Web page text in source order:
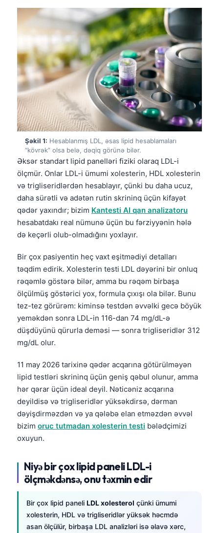
Şəkil 1: Hesablanmış LDL, əsas lipid hesablamaları
“kövrək” olsa belə, dəqiq görünə bilər.
Əksər standart lipid panelləri fiziki olaraq LDL-i
ölçmür. Onlar LDL-i ümumi xolesterin, HDL xolesterin
və trigliseridlərdən hesablayır, çünki bu daha ucuz,
daha sürətli və adətən rutin skrininq üçün kifayət
qədər yaxındır; bizim Kantesti AI qan analizatoru
hesabatdakı real nümunə üçün bu fərziyyənin hələ
də keçərli olub-olmadığını yoxlayır.
Bir çox pasiyentin heç vaxt eşitmədiyi detalları
təqdim edirik. Xolesterin testi LDL dəyərini bir onluq
rəqəmlə göstərə bilər, amma bu rəqəm birbaşa
ölçülmüş göstərici yox, formula çıxışı ola bilər. Bunu
tez-tez görürəm: kiminsə testdən əvvəlki gecə böyük
yeməkdən sonra LDL-in 116-dan 74 mg/dL-ə
düşdüyünü qürurla deməsi — sonra trigliseridlər 312
mg/dL olur.
11 may 2026 tarixinə qədər acqarına götürülməyən
lipid testləri skrininq üçün geniş qəbul olunur, amma
hər qərar üçün ideal deyil. Nəticəniz acqarına
deyildisə və trigliseridlər yüksəkdirsə, dərman
dəyişdirməzdən və ya qələbə elan etməzdən əvvəl
bizim oruc tutmadan xolesterin testi bələdçimizi
oxuyun.
Niyə bir çox lipid paneli LDL-i
ölçməkdənsə, onu təxmin edir
Bir çox lipid paneli LDL xolesterol çünki ümumi
xolesterin, HDL və trigliseridlər yüksək həcmdə
asan ölçülür, birbaşa LDL analizləri isə əlavə xərc,